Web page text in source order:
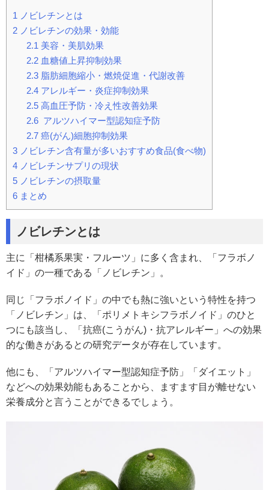
1 ノビレチンとは
2 ノビレチンの効果・効能
2.1 美容・美肌効果
2.2血糖値上昇抑制効果
2.3脂肪細胞縮小・燃焼促進・代謝改善
2.4アレルギー・炎症抑制効果
2.5高血圧予防・冷え性改善効果
2.6アルツハイマー型認知症予防
2.7癌(がん)細胞抑制効果
3 ノビレチン含有量が多いおすすめ食品(食べ物)
4 ノビレチンサプリの現状
5 ノビレチンの摂取量
6 まとめ
ノビレチンとは
主に「柑橘系果実・フルーツ」に多く含まれ、「フラボノ
イド」の一種である「ノビレチン」。
同じ「フラボノイド」の中でも熱に強いという特性を持つ
「ノビレチン」は、「ポリメトキシフラボノイド」のひと
つにも該当し、「抗癌(こうがん)・抗アレルギー」への効果
的な働きがあるとの研究データが存在しています。
他にも、「アルツハイマー型認知症予防」「ダイエット」
などへの効果効能もあることから、ますます目が離せない
栄養成分と言うことができるでしょう。